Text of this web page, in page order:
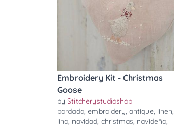
Embroidery Kit - Christmas
Goose
by Stitcherystudioshop
bordado, embroidery, antique, linen,
lino, navidad, christmas, navideño,